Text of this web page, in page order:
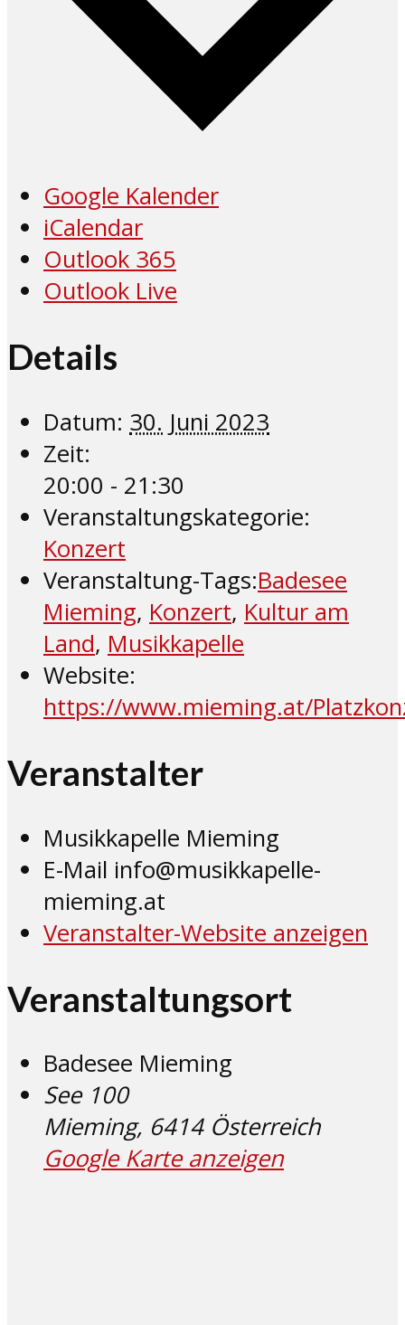
Google Kalender
iCalendar
Outlook 365
Outlook Live
Details
Datum: 30. Juni 2023
Zeit:
20:00 - 21:30
Veranstaltungskategorie:
Konzert
Veranstaltung-Tags:Badesee
Mieming, Konzert, Kultur am
Land, Musikkapelle
Website:
https://www.mieming.at/
Veranstalter
Musikkapelle Mieming
E-Mail info@musikkapelle-
mieming.at
Veranstalter-Website anzeigen
Veranstaltungsort
Badesee Mieming
See 100
Mieming, 6414 Österreich
Google Karte anzeigen